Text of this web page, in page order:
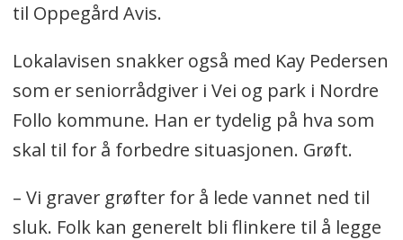
til Oppegård Avis.
Lokalavisen snakker også med Kay Pedersen
som er seniorrådgiver i Vei og park i Nordre
Follo kommune. Han er tydelig på hva som
skal til for å forbedre situasjonen. Grøft.
– Vi graver grøfter for å lede vannet ned til
sluk. Folk kan generelt bli flinkere til å legge